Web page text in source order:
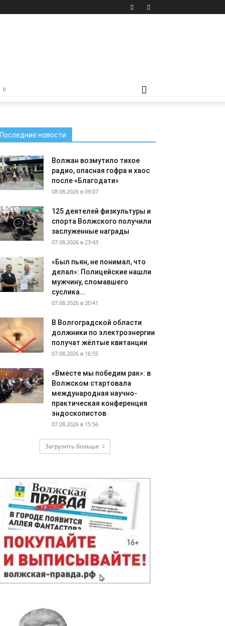
Последние новости
Волжан возмутило тихое
радио, опасная гофра и хаос
после «Благодати»
08.08.2026 в 09:07
125 деятелей физкультуры и
спорта Волжского получили
заслуженные награды
07.08.2026 в 23:43
«Был пьян, не понимал, что
делал»: Полицейские нашли
мужчину, сломавшего
суслика...
07.08.2026 в 20:41
В Волгоградской области
должники по электроэнергии
получат жёлтые квитанции
07.08.2026 в 16:55
«Вместе мы победим рак»: в
Волжском стартовала
международная научно-
практическая конференция
эндоскопистов
07.08.2026 в 15:56
Загрузить больше